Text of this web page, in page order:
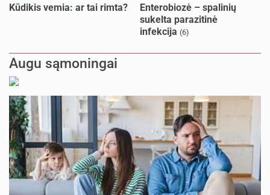
Kūdikis vemia: ar tai rimta?
Enterobiozė – spalinių
sukelta parazitinė
infekcija (6)
Augu sąmoningai